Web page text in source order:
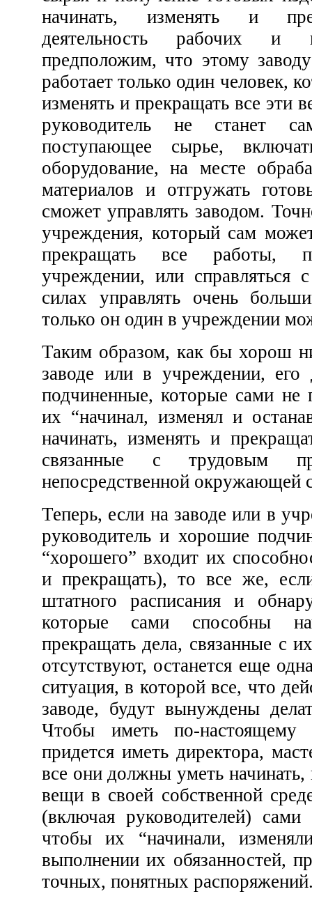
начинать, изменять и
деятельность рабочих
предположим, что этому
работает только один человек,
изменять и прекращать все эти вещи. Так
руководитель не станет сам
поступающее сырье, включать и
оборудование, на месте обрабатывать каждый кусок
материалов и отгружать готовые изделия, то он не
сможет управлять заводом. Точно так же руководитель
учреждения, который сам может
прекращать все работы,
учреждении, или справляться
силах управлять очень
только он один в учреждении
Таким образом, как бы хорош ни был руководитель на
заводе или в учреждении, его должны поддерживать
подчиненные, которые сами не против того, чтобы он
их “начинал, изменял и останавливал”, и сами могут
начинать, изменять и прекращать дела или ситуации,
связанные с трудовым
непосредственной окружающей
Теперь, если на заводе или в учреждении есть хороший
руководитель и хорошие подчиненные (в определение
“хорошего” входит их способность начинать, изменять
и прекращать), то все же, если мы просмотрим низ
штатного расписания и обнаружим, что работники,
которые сами способны начинать, изменять и
прекращать дела, связанные с их собственной работой,
отсутствуют, останется еще одна
ситуация, в которой все, что действительно делается на
заводе, будут вынуждены делать директор и мастер.
Чтобы иметь по-настоящему хороший завод, нам
придется иметь директора, мастера и рабочих, причем
все они должны уметь начинать, изменять и прекращать
вещи в своей собственной
(включая руководителей) сами
чтобы их “начинали, изменяли
выполнении их обязанностей, при
точных, понятных